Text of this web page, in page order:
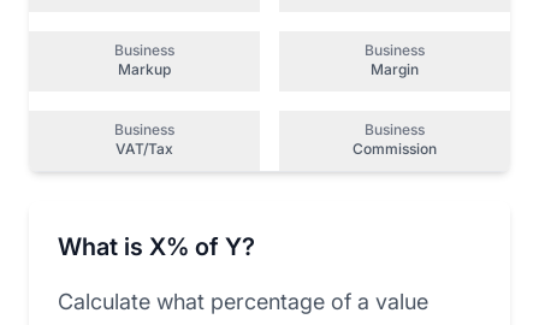
Business
Markup
Business
Margin
Business
VAT/Tax
Business
Commission
What is X% of Y?
Calculate what percentage of a value